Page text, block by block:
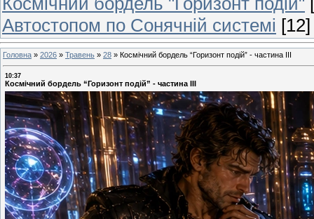
Автостопом по Сонячній системі [12]
Головна » 2026 » Травень » 28 » Космічний бордель “Горизонт подій” - частина ІІІ
10:37
Космічний бордель “Горизонт подій” - частина ІІІ